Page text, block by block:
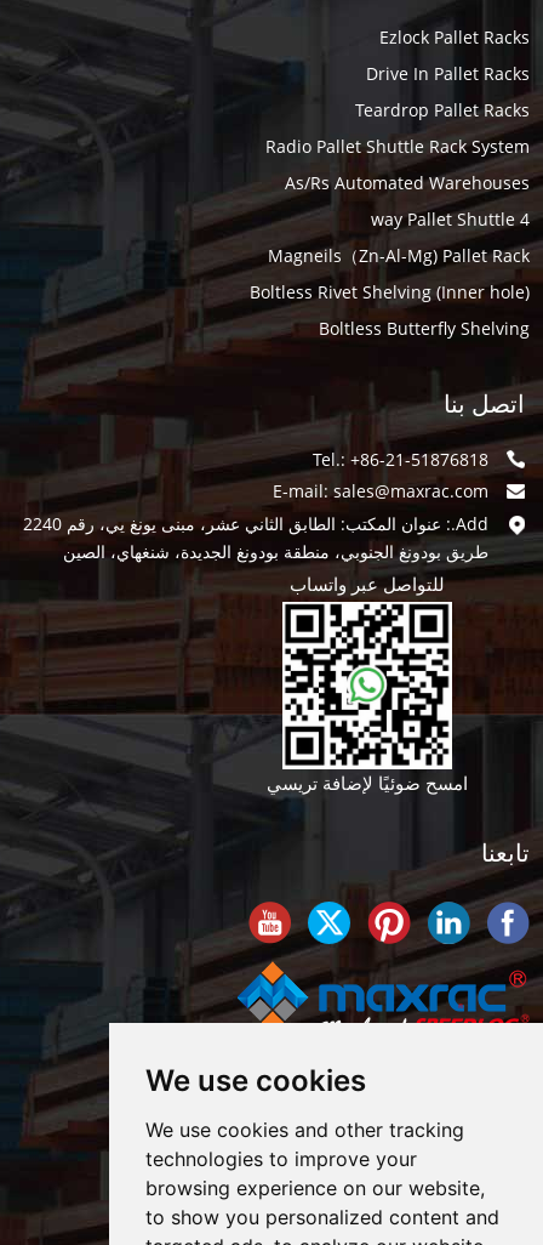
We use cookies
We use cookies and other tracking
technologies to improve your
browsing experience on our website,
to show you personalized content and
Ezlock Pallet Racks
Drive In Pallet Racks
Teardrop Pallet Racks
Radio Pallet Shuttle Rack System
As/Rs Automated Warehouses
4 way Pallet Shuttle
Magneils（Zn-Al-Mg) Pallet Rack
Boltless Rivet Shelving (Inner hole)
Boltless Butterfly Shelving
اتصل بنا
Tel.: +86-21-51876818
E-mail: sales@maxrac.com
Add.: عنوان المكتب: الطابق الثاني عشر، مبنى يونغ يي، رقم 2240
طريق بودونغ الجنوبي، منطقة بودونغ الجديدة، شنغهاي، الصين
للتواصل عبر واتساب
امسح ضوئيًا لإضافة تريسي
تابعنا